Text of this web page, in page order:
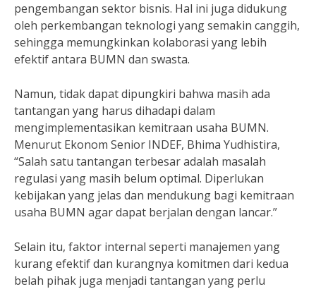
pengembangan sektor bisnis. Hal ini juga didukung
oleh perkembangan teknologi yang semakin canggih,
sehingga memungkinkan kolaborasi yang lebih
efektif antara BUMN dan swasta.
Namun, tidak dapat dipungkiri bahwa masih ada
tantangan yang harus dihadapi dalam
mengimplementasikan kemitraan usaha BUMN.
Menurut Ekonom Senior INDEF, Bhima Yudhistira,
“Salah satu tantangan terbesar adalah masalah
regulasi yang masih belum optimal. Diperlukan
kebijakan yang jelas dan mendukung bagi kemitraan
usaha BUMN agar dapat berjalan dengan lancar.”
Selain itu, faktor internal seperti manajemen yang
kurang efektif dan kurangnya komitmen dari kedua
belah pihak juga menjadi tantangan yang perlu